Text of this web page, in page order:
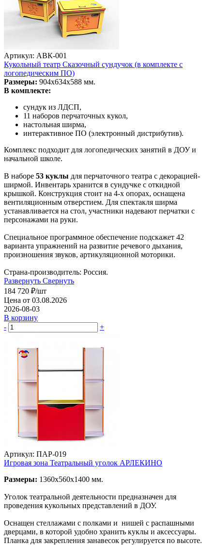
Артикул: АВК-001
Кукольный театр Сказочный сундучок (в комплекте с
логопедическим ПО)
Размеры: 904х634х588 мм.
В комплекте:
сундук из ЛДСП,
11 наборов перчаточных кукол,
настольная ширма,
интерактивное ПО (электронный дистрибутив).
Комплекс подходит для логопедических занятий в ДОУ и
начальной школе.
В наборе 53 куклы для перчаточного театра с декорацией-
ширмой. Инвентарь хранится в сундучке с откидной
крышкой. Конструкция стоит на 4-х опорах, оснащена
вентиляционным отверстием. Для спектакля ширма
устанавливается на стол, участники надевают перчатки с
персонажами на руки.
Специальное программное обеспечение подскажет 42
варианта упражнений на развитие речевого дыхания,
произношения звуков, артикуляционной моторики.
Страна-производитель: Россия.
Развернуть Свернуть
184 720 ₽/шт
Цена от 03.08.2026
2026-08-03
В корзину
-
+
Артикул: ПАР-019
Игровая зона Театральный уголок АРЛЕКИНО
Размеры: 1360х560х1400 мм.
Уголок театральной деятельности предназначен для
проведения кукольных представлений в ДОУ.
Оснащен стеллажами с полками и нишей с распашными
дверцами, в которой удобно хранить куклы и аксессуары.
Планка для закрепления занавесок регулируется по высоте.